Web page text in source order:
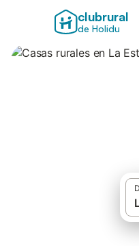
clubrural
de Holidu